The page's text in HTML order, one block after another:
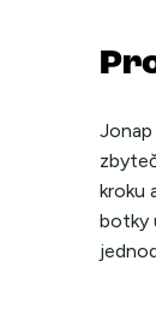
kroku
botky